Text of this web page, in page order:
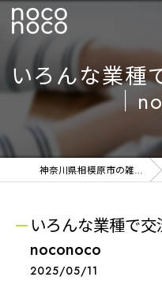
いろんな業種
｜
神奈川県相模原市の雑貨ならnoconoco
いろんな業種で交
noconoco
2025/05/11